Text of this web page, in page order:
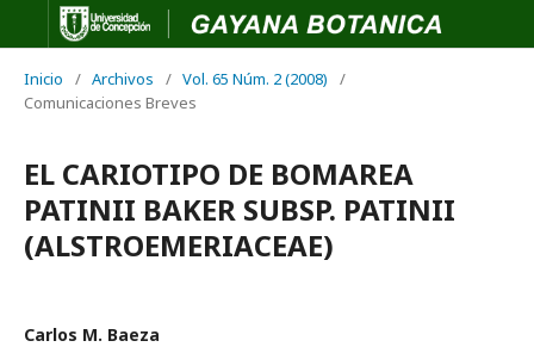
Inicio / Archivos / Vol. 65 Núm. 2 (2008)
/
Comunicaciones Breves
EL CARIOTIPO DE BOMAREA
PATINII BAKER SUBSP. PATINII
(ALSTROEMERIACEAE)
Carlos M. Baeza